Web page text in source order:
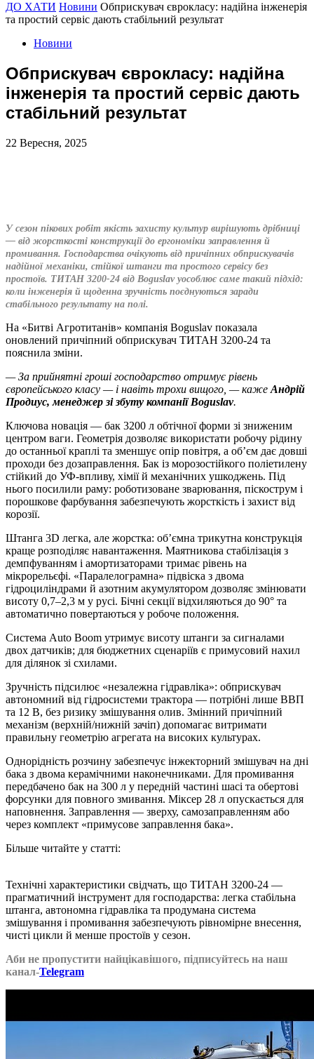
ДО ХАТИ Новини Обприскувач єврокласу: надійна інженерія
та простий сервіс дають стабільний результат
Новини
Обприскувач єврокласу: надійна
інженерія та простий сервіс дають
стабільний результат
22 Вересня, 2025
У сезон пікових робіт якість захисту культур вирішують дрібниці
— від жорсткості конструкції до ергономіки заправлення й
промивання. Господарства очікують від причіпних обприскувачів
надійної механіки, стійкої штанги та простого сервісу без
простоїв. ТИТАН 3200-24 від Boguslav уособлює саме такий підхід:
коли інженерія й щоденна зручність поєднуються заради
стабільного результату на полі.
На «Битві Агротитанів» компанія Boguslav показала
оновлений причіпний обприскувач ТИТАН 3200-24 та
пояснила зміни.
— За прийнятні гроші господарство отримує рівень
європейського класу — і навіть трохи вищого, — каже Андрій
Продиус, менеджер зі збуту компанії Boguslav.
Ключова новація — бак 3200 л обтічної форми зі зниженим
центром ваги. Геометрія дозволяє використати робочу рідину
до останньої краплі та зменшує опір повітря, а об’єм дає довші
проходи без дозаправлення. Бак із морозостійкого поліетилену
стійкий до УФ-впливу, хімії й механічних ушкоджень. Під
нього посилили раму: роботизоване зварювання, піскострум і
порошкове фарбування забезпечують жорсткість і захист від
корозії.
Штанга 3D легка, але жорстка: об’ємна трикутна конструкція
краще розподіляє навантаження. Маятникова стабілізація з
демпфуванням і амортизаторами тримає рівень на
мікрорельєфі. «Паралелограмна» підвіска з двома
гідроциліндрами й азотним акумулятором дозволяє змінювати
висоту 0,7–2,3 м у русі. Бічні секції відхиляються до 90° та
автоматично повертаються у робоче положення.
Система Auto Boom утримує висоту штанги за сигналами
двох датчиків; для бюджетних сценаріїв є примусовий нахил
для ділянок зі схилами.
Зручність підсилює «незалежна гідравліка»: обприскувач
автономний від гідросистеми трактора — потрібні лише ВВП
та 12 В, без ризику змішування олив. Змінний причіпний
механізм (верхній/нижній зачіп) допомагає витримати
правильну геометрію агрегата на високих культурах.
Однорідність розчину забезпечує інжекторний змішувач на дні
бака з двома керамічними наконечниками. Для промивання
передбачено бак на 300 л у передній частині шасі та обертові
форсунки для повного змивання. Міксер 28 л опускається для
наповнення. Заправлення — зверху, самозаправленням або
через комплект «примусове заправлення бака».
Більше читайте у статті:
Технічні характеристики свідчать, що ТИТАН 3200-24 —
прагматичний інструмент для господарства: легка стабільна
штанга, автономна гідравліка та продумана система
змішування і промивання забезпечують рівномірне внесення,
чисті цикли й менше простоїв у сезон.
Аби не пропустити найцікавішого, підписуйтесь на наш
канал-Telegram